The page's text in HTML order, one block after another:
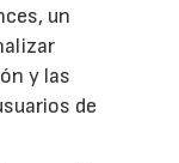
un
y las
de